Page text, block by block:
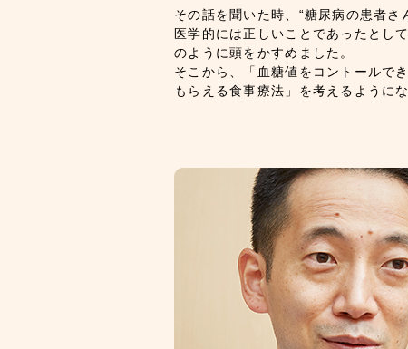
その話を聞いた時、“糖尿病の患者
医学的には正しいことであったとし
のように頭をかすめました。
そこから、「血糖値をコントールで
もらえる食事療法」を考えるように